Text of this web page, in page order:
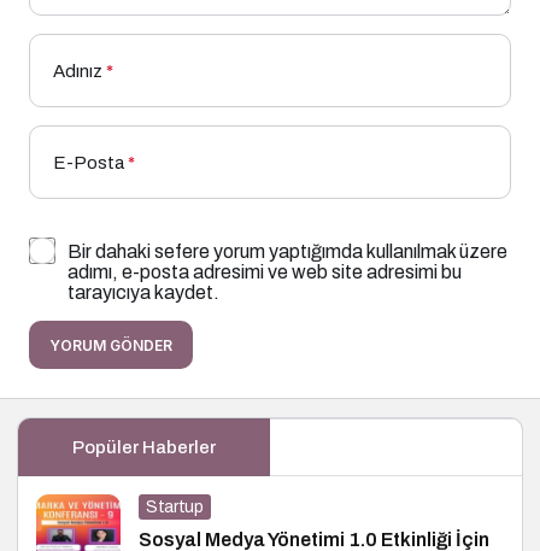
Adınız *
E-Posta*
Bir dahaki sefere yorum yaptığımda kullanılmak üzere
adımı, e-posta adresimi ve web site adresimi bu
tarayıcıya kaydet.
YORUM GÖNDER
Popüler Haberler
Startup
Sosyal Medya Yönetimi 1.0 Etkinliği İçin